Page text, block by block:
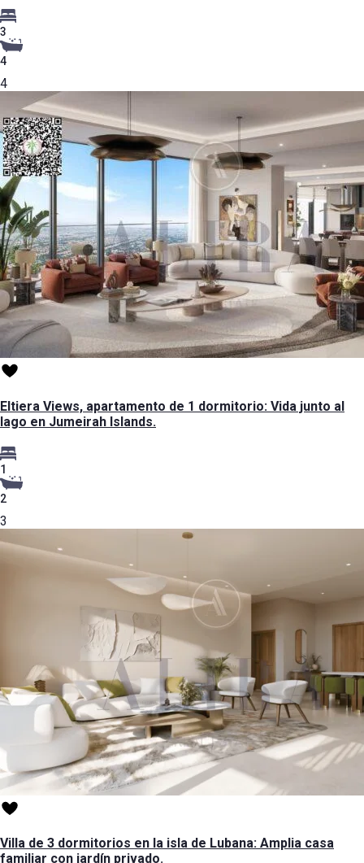
3
4
4
Eltiera Views, apartamento de 1 dormitorio: Vida junto al
lago en Jumeirah Islands.
1
2
3
Villa de 3 dormitorios en la isla de Lubana: Amplia casa
familiar con jardín privado.